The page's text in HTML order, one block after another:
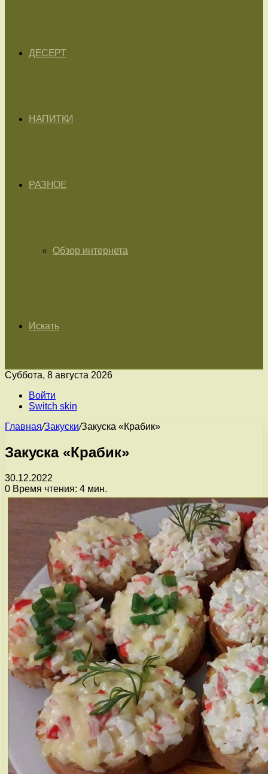
ДЕСЕРТ
НАПИТКИ
РАЗНОЕ
Обзор интернета
Искать
Суббота, 8 августа 2026
Войти
Switch skin
Главная/Закуски/Закуска «Крабик»
Закуска «Крабик»
30.12.2022
0 Время чтения: 4 мин.